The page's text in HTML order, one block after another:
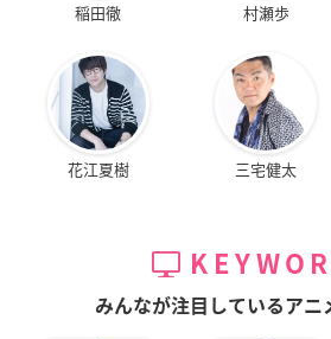
稲田徹 村瀬歩
花江夏樹 三宅健太
みんなが注目しているアニ